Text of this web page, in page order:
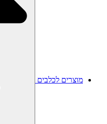
מוצרים לכלבים